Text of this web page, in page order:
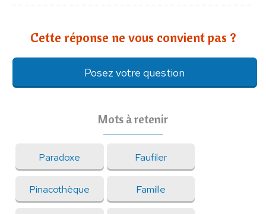
Cette réponse ne vous convient pas ?
Posez votre question
Mots à retenir
Paradoxe Faufiler
Pinacothèque Famille